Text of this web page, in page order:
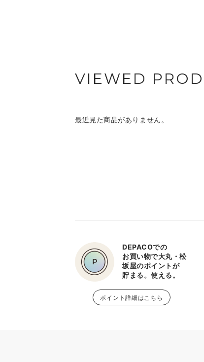
VIEWED
最近見た商品がありません。
DEPACOでの
お買い物で大丸・松
坂屋のポイントが
貯まる。使える。
ポイント詳細はこちら